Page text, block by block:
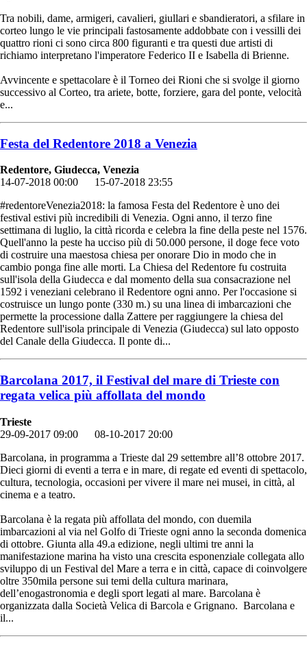
Tra nobili, dame, armigeri, cavalieri, giullari e sbandieratori, a sfilare in
corteo lungo le vie principali fastosamente addobbate con i vessilli dei
quattro rioni ci sono circa 800 figuranti e tra questi due artisti di
richiamo interpretano l'imperatore Federico II e Isabella di Brienne.
Avvincente e spettacolare è il Torneo dei Rioni che si svolge il giorno
successivo al Corteo, tra ariete, botte, forziere, gara del ponte, velocità
e...
Festa del Redentore 2018 a Venezia
Redentore, Giudecca, Venezia
14-07-2018 00:00
15-07-2018 23:55
#redentoreVenezia2018: la famosa Festa del Redentore è uno dei
festival estivi più incredibili di Venezia. Ogni anno, il terzo fine
settimana di luglio, la città ricorda e celebra la fine della peste nel 1576.
Quell'anno la peste ha ucciso più di 50.000 persone, il doge fece voto
di costruire una maestosa chiesa per onorare Dio in modo che in
cambio ponga fine alle morti. La Chiesa del Redentore fu costruita
sull'isola della Giudecca e dal momento della sua consacrazione nel
1592 i veneziani celebrano il Redentore ogni anno. Per l'occasione si
costruisce un lungo ponte (330 m.) su una linea di imbarcazioni che
permette la processione dalla Zattere per raggiungere la chiesa del
Redentore sull'isola principale di Venezia (Giudecca) sul lato opposto
del Canale della Giudecca. Il ponte di...
Barcolana 2017, il Festival del mare di Trieste con
regata velica più affollata del mondo
Trieste
29-09-2017 09:00
08-10-2017 20:00
Barcolana, in programma a Trieste dal 29 settembre all’8 ottobre 2017.
Dieci giorni di eventi a terra e in mare, di regate ed eventi di spettacolo,
cultura, tecnologia, occasioni per vivere il mare nei musei, in città, al
cinema e a teatro.
Barcolana è la regata più affollata del mondo, con duemila
imbarcazioni al via nel Golfo di Trieste ogni anno la seconda domenica
di ottobre. Giunta alla 49.a edizione, negli ultimi tre anni la
manifestazione marina ha visto una crescita esponenziale collegata allo
sviluppo di un Festival del Mare a terra e in città, capace di coinvolgere
oltre 350mila persone sui temi della cultura marinara,
dell’enogastronomia e degli sport legati al mare. Barcolana è
organizzata dalla Società Velica di Barcola e Grignano. Barcolana e
il...